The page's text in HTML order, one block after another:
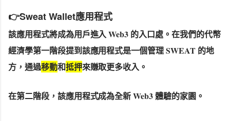
👉Sweat Wallet應用程式
該應用程式將成為用戶進入 Web3 的入口處。在我們的代幣
經濟學第一階段提到該應用程式是一個管理 SWEAT 的地
方，通過移動和抵押來賺取更多收入。
在第二階段，該應用程式成為全新 Web3 體驗的家園。